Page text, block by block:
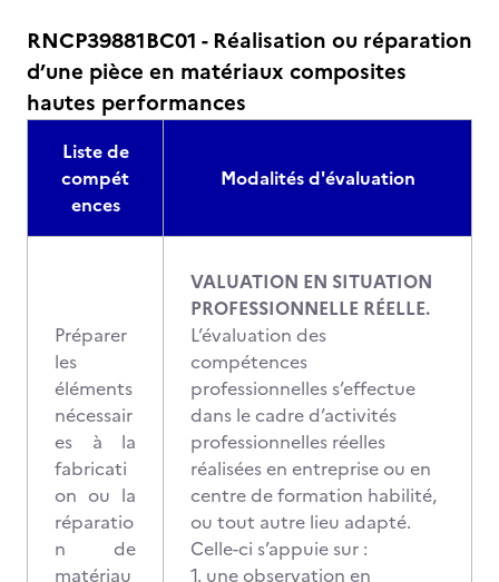
RNCP39881BC01 - Réalisation ou réparation
d’une pièce en matériaux composites
hautes performances
Liste de
compét
ences
Modalités d'évaluation
Préparer
les
éléments
nécessair
es à la
fabricati
on ou la
réparatio
n de
matériau
VALUATION EN SITUATION
PROFESSIONNELLE RÉELLE.
L’évaluation des
compétences
professionnelles s’effectue
dans le cadre d’activités
professionnelles réelles
réalisées en entreprise ou en
centre de formation habilité,
ou tout autre lieu adapté.
Celle-ci s’appuie sur :
1. une observation en